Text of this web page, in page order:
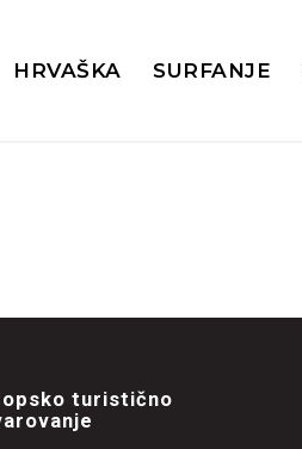
HRVAŠKA SURFANJE
turistično